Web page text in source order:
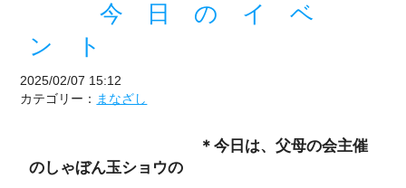
今 日 の イ ベ
ン ト
2025/02/07 15:12
カテゴリー： まなざし
＊今日は、父母の会主催
のしゃぼん玉ショウの